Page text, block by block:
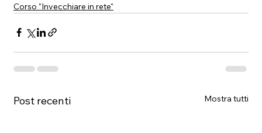
Corso "Invecchiare in rete"
Post recenti Mostra tutti